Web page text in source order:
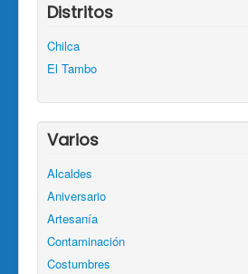
Distritos
Chilca
El Tambo
Varios
Alcaldes
Aniversario
Artesanía
Contaminación
Costumbres